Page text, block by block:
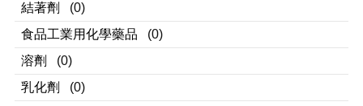
結著劑
(0)
食品工業用化學藥品
(0)
溶劑
(0)
乳化劑
(0)